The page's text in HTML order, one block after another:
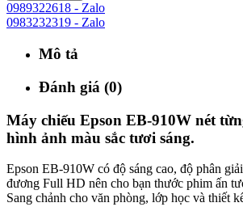
0989322618 - Zalo
0983232319 - Zalo
Mô tả
Đánh giá (0)
Máy chiếu Epson EB-910W nét
hình ảnh màu sắc tươi sáng.
Epson EB-910W có độ sáng cao, độ phân
đương Full HD nên cho bạn thước phim ấn
Sang chảnh cho văn phòng, lớp học và thiết